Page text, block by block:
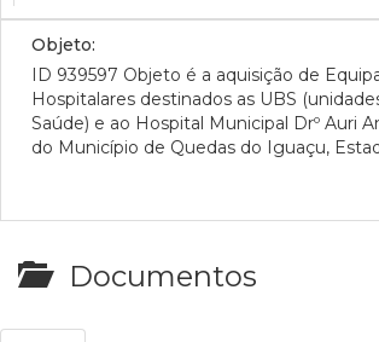
Objeto:
ID 939597 Objeto é a aquisição de
Hospitalares destinados as UBS
Saúde) e ao Hospital Municipal Drº Auri
do Município de Quedas do Iguaçu,
Documentos